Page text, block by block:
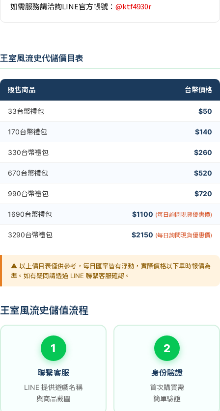
如需服務請洽詢LINE官方帳號： @ktf4930r
王室風流史代儲價目表
販售商品 台幣價格
33台幣禮包 $50
170台幣禮包 $140
330台幣禮包 $260
670台幣禮包 $520
990台幣禮包 $720
1690台幣禮包 $1100 (每日詢問現貨優惠價)
3290台幣禮包 $2150 (每日詢問現貨優惠價)
⚠️ 以上價目表僅供參考，每日匯率皆有浮動，實際價格以下單時報價為
準。如有疑問請透過 LINE 聯繫客服確認。
王室風流史儲值流程
1
聯繫客服
LINE 提供遊戲名稱
與商品截圖
2
身份驗證
首次購買需
簡單驗證